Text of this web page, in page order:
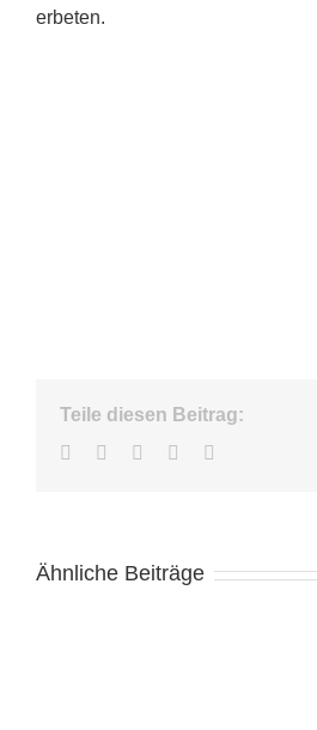
erbeten.
Teile diesen Beitrag:
Facebook
TwitterLinkedInWhatsApp
Ähnliche Beiträge